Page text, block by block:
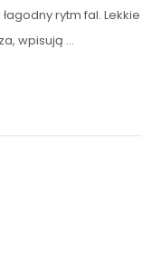
rytm fal.
wpisują …